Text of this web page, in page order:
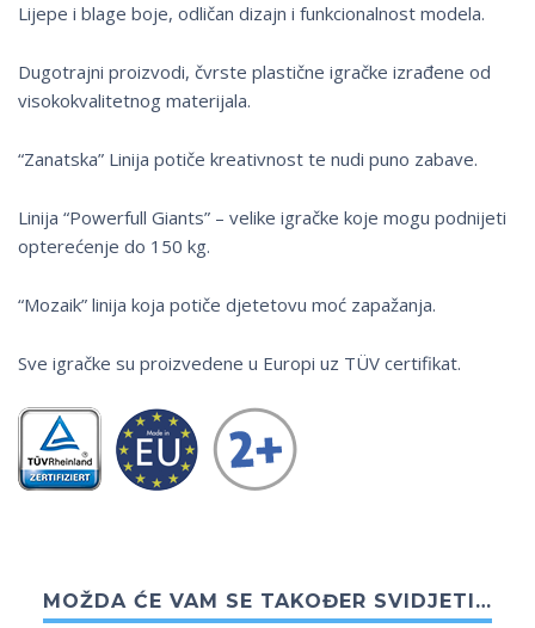
Lijepe i blage boje, odličan dizajn i funkcionalnost modela.
Dugotrajni proizvodi, čvrste plastične igračke izrađene od
visokokvalitetnog materijala.
“Zanatska” Linija potiče kreativnost te nudi puno zabave.
Linija “Powerfull Giants” – velike igračke koje mogu podnijeti
opterećenje do 150 kg.
“Mozaik” linija koja potiče djetetovu moć zapažanja.
Sve igračke su proizvedene u Europi uz TÜV certifikat.
MOŽDA ĆE VAM SE TAKOĐER SVIDJETI…